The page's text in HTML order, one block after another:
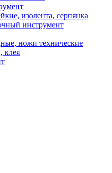
изолента, серпянка
инструмент
ножи технические
клея